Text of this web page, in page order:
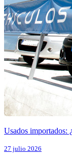
Usados importados:
27 julio 2026